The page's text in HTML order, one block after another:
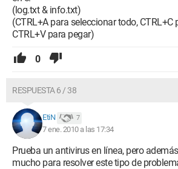
(log.txt & info.txt)
(CTRL+A para seleccionar todo, CTRL+C
CTRL+V para pegar)
0
RESPUESTA 6 / 38
EtiN 7
7 ene. 2010 a las 17:34
Prueba un antivirus en línea, pero
mucho para resolver este tipo de